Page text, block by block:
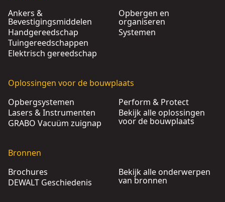
Ankers &
Bevestigingsmiddelen
Handgereedschap
Tuingereedschappen
Elektrisch gereedschap
Opbergen en
organiseren
Systemen
Oplossingen voor de bouwplaats
Opbergsystemen
Lasers & Instrumenten
GRABO Vacuüm zuignap
Perform & Protect
Bekijk alle oplossingen
voor de bouwplaats
Bronnen
Brochures
DEWALT Geschiedenis
Bekijk alle onderwerpen
van bronnen